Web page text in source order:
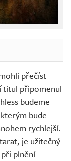
přečíst
titul připomenul
budeme
bude
rychlejší.
je užitečný
plnění